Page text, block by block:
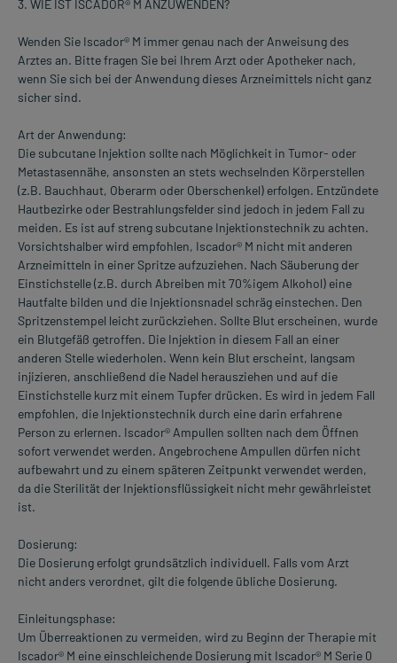
3. WIE IST ISCADOR® M ANZUWENDEN?
Wenden Sie Iscador® M immer genau nach der Anweisung des
Arztes an. Bitte fragen Sie bei Ihrem Arzt oder Apotheker nach,
wenn Sie sich bei der Anwendung dieses Arzneimittels nicht ganz
sicher sind.
Art der Anwendung:
Die subcutane Injektion sollte nach Möglichkeit in Tumor- oder
Metastasennähe, ansonsten an stets wechselnden Körperstellen
(z.B. Bauchhaut, Oberarm oder Oberschenkel) erfolgen. Entzündete
Hautbezirke oder Bestrahlungsfelder sind jedoch in jedem Fall zu
meiden. Es ist auf streng subcutane Injektionstechnik zu achten.
Vorsichtshalber wird empfohlen, Iscador® M nicht mit anderen
Arzneimitteln in einer Spritze aufzuziehen. Nach Säuberung der
Einstichstelle (z.B. durch Abreiben mit 70%igem Alkohol) eine
Hautfalte bilden und die Injektionsnadel schräg einstechen. Den
Spritzenstempel leicht zurückziehen. Sollte Blut erscheinen, wurde
ein Blutgefäß getroffen. Die Injektion in diesem Fall an einer
anderen Stelle wiederholen. Wenn kein Blut erscheint, langsam
injizieren, anschließend die Nadel herausziehen und auf die
Einstichstelle kurz mit einem Tupfer drücken. Es wird in jedem Fall
empfohlen, die Injektionstechnik durch eine darin erfahrene
Person zu erlernen. Iscador® Ampullen sollten nach dem Öffnen
sofort verwendet werden. Angebrochene Ampullen dürfen nicht
aufbewahrt und zu einem späteren Zeitpunkt verwendet werden,
da die Sterilität der Injektionsflüssigkeit nicht mehr gewährleistet
ist.
Dosierung:
Die Dosierung erfolgt grundsätzlich individuell. Falls vom Arzt
nicht anders verordnet, gilt die folgende übliche Dosierung.
Einleitungsphase:
Um Überreaktionen zu vermeiden, wird zu Beginn der Therapie mit
Iscador® M eine einschleichende Dosierung mit Iscador® M Serie 0